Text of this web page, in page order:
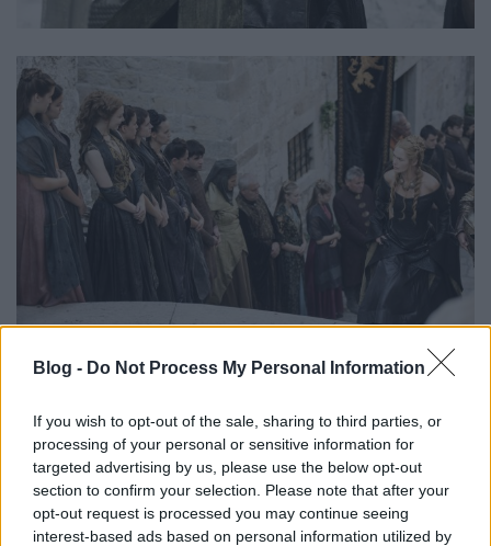
Blog - Do Not Process My Personal Information
If you wish to opt-out of the sale, sharing to third parties, or
processing of your personal or sensitive information for
targeted advertising by us, please use the below opt-out
section to confirm your selection. Please note that after your
opt-out request is processed you may continue seeing
interest-based ads based on personal information utilized by